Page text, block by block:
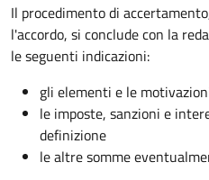
Il procedimento di
l'accordo, si conclude con la
le seguenti indicazioni:
gli elementi e le
le imposte, sanzioni e
definizione
le altre somme